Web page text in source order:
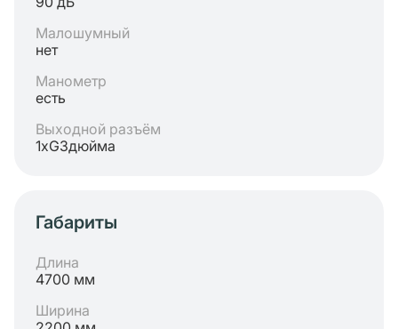
Малошумный
нет
Манометр
есть
Выходной разъём
1хG3дюйма
Габариты
Длина
4700 мм
Ширина